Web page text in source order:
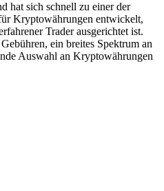
hat sich schnell zu einer der
Kryptowährungen entwickelt,
Trader ausgerichtet ist.
ein breites Spektrum an
Auswahl an Kryptowährungen